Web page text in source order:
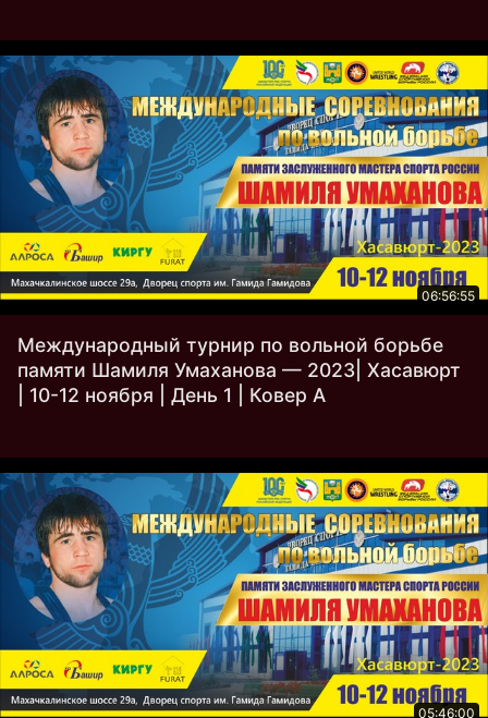
06:56:55
Международный турнир по вольной борьбе
памяти Шамиля Умаханова — 2023| Хасавюрт
| 10-12 ноября | День 1 | Ковер A
05:46:00